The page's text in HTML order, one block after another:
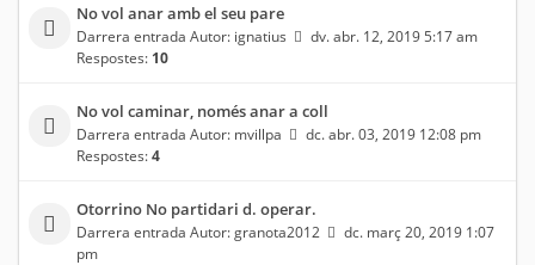
No vol anar amb el seu pare
Darrera entrada Autor: ignatius
dv. abr. 12, 2019 5:17 am
Respostes: 10
No vol caminar, només anar a coll
Darrera entrada Autor: mvillpa
dc. abr. 03, 2019 12:08 pm
Respostes:4
Otorrino No partidari d. operar.
Darrera entrada Autor:granota2012
dc. març 20, 2019 1:07
pm